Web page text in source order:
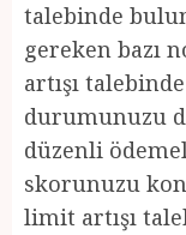
talebinde
gereken bazı
artışı
durumunuzu
düzenli
skorunuzu
limit artışı